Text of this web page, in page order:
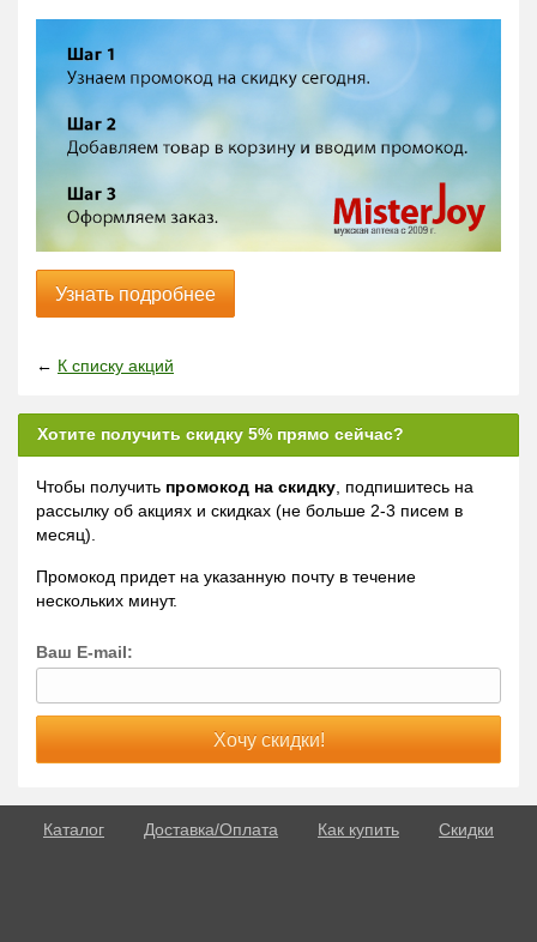
Узнать подробнее
← К списку акций
Хотите получить скидку 5% прямо сейчас?
Чтобы получить промокод на скидку , подпишитесь на
рассылку об акциях и скидках (не больше 2-3 писем в
месяц).
Промокод придет на указанную почту в течение
нескольких минут.
Ваш E-mail:
Каталог Доставка/Оплата Как купить
Скидки